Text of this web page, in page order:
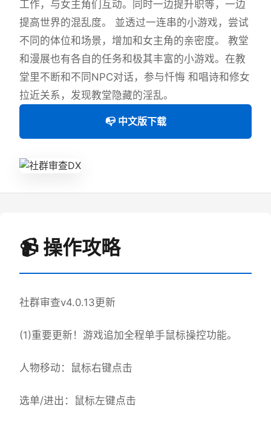
工作，与女主角们互动。同时一边提升职等，一边
提高世界的混乱度。 並透过一连串的小游戏，尝试
不同的体位和场景，增加和女主角的亲密度。 教堂
和漫展也有各自的任务和极其丰富的小游戏。在教
堂里不断和不同NPC对话，参与忏悔 和唱诗和修女
拉近关系，发现教堂隐藏的淫乱。
📭 中文版下载
📹 操作攻略
社群审查v4.0.13更新
(1)重要更新！游戏追加全程单手鼠标操控功能。
人物移动：鼠标右键点击
选单/进出：鼠标左键点击